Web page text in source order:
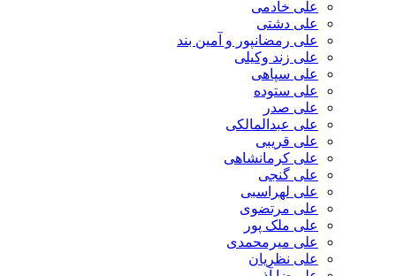
علی خادمی
علی دشتی
علی رمضانپور و آمین بند
علی زند وکیلی
علی سپاهی
علی ستوده
علی صدر
علی عبدالمالکی
علی قریبی
علی کرمانشاهی
علی گنجی
علی لهراسبی
علی مرتضوی
علی ملک پور
علی میرمحمدی
علی نظریان